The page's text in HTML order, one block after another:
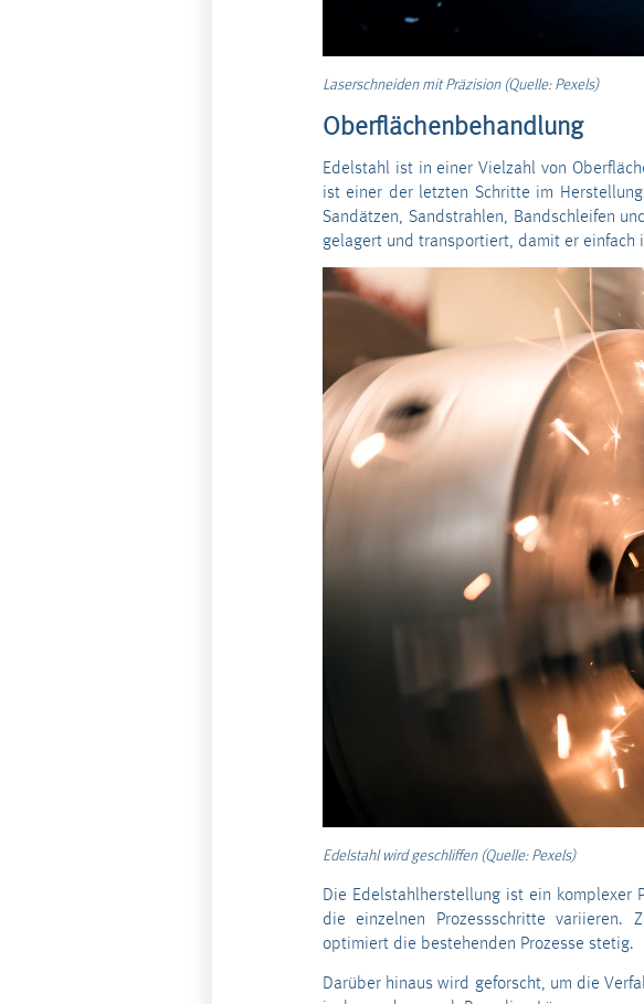
Laserschneiden mit Präzision (Quelle: Pexels)
Oberflächenbehandlung
Edelstahl ist in einer Vielzahl von
ist einer der letzten Schritte im
Sandätzen, Sandstrahlen, Bandschleifen
gelagert und transportiert, damit er einfach
Edelstahl wird geschliffen (Quelle: Pexels)
Die Edelstahlherstellung ist ein komplexer
die einzelnen Prozessschritte
optimiert die bestehenden Prozesse stetig.
Darüber hinaus wird geforscht, um die